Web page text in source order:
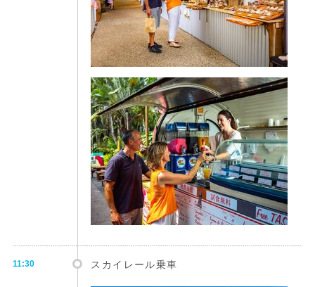
11:30 スカイレール乗車